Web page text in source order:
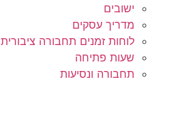
ישובים
מדריך עסקים
לוחות זמנים תחבורה ציבורית
שעות פתיחה
תחבורה ונסיעות